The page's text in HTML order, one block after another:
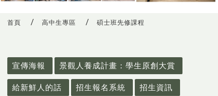
首頁 高中生專區 碩士班先修課程
宣傳海報
景觀人養成計畫：學生原創大賞
給新鮮人的話 招生報名系統 招生資訊